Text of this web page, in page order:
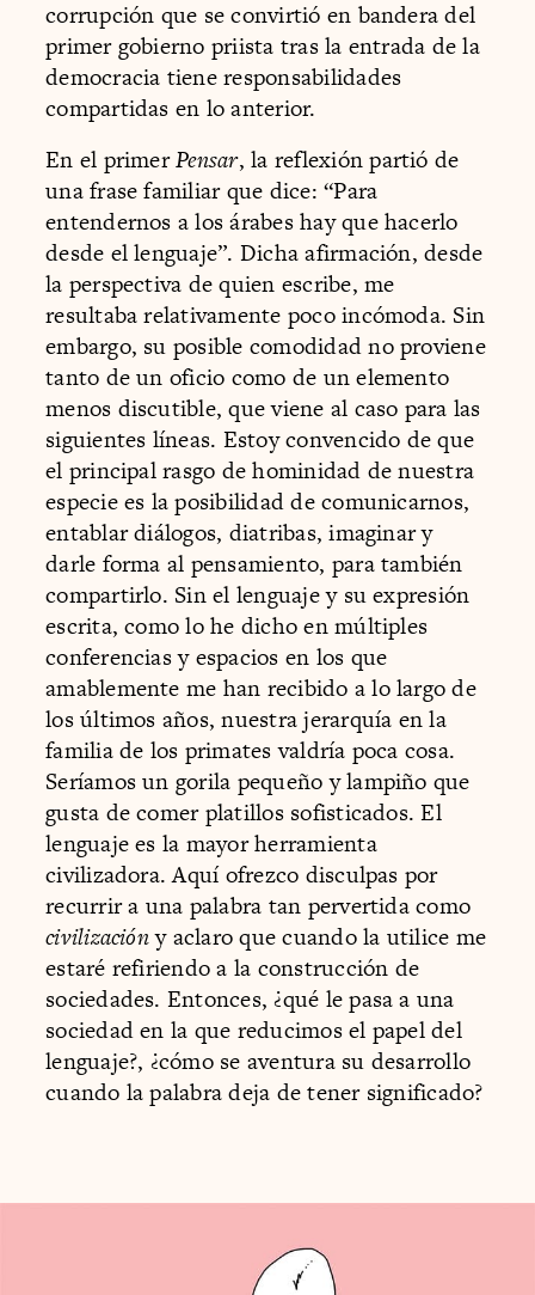
corrupción que se convirtió en bandera del
primer gobierno priista tras la entrada de la
democracia tiene responsabilidades
compartidas en lo anterior.
En el primerPensar, la reflexión partió de
una frase familiar que dice: “Para
entendernos a los árabes hay que hacerlo
desde el lenguaje”. Dicha afirmación, desde
la perspectiva de quien escribe, me
resultaba relativamente poco incómoda. Sin
embargo, su posible comodidad no proviene
tanto de un oficio como de un elemento
menos discutible, que viene al caso para las
siguientes líneas. Estoy convencido de que
el principal rasgo de hominidad de nuestra
especie es la posibilidad de comunicarnos,
entablar diálogos, diatribas, imaginar y
darle forma al pensamiento, para también
compartirlo. Sin el lenguaje y su expresión
escrita, como lo he dicho en múltiples
conferencias y espacios en los que
amablemente me han recibido a lo largo de
los últimos años, nuestra jerarquía en la
familia de los primates valdría poca cosa.
Seríamos un gorila pequeño y lampiño que
gusta de comer platillos sofisticados. El
lenguaje es la mayor herramienta
civilizadora. Aquí ofrezco disculpas por
recurrir a una palabra tan pervertida como
civilizacióny aclaro que cuando la utilice me
estaré refiriendo a la construcción de
sociedades. Entonces, ¿qué le pasa a una
sociedad en la que reducimos el papel del
lenguaje?, ¿cómo se aventura su desarrollo
cuando la palabra deja de tener significado?